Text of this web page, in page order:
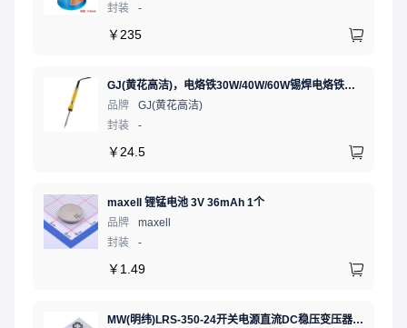
封装
-
￥ 235
GJ(黄花高洁)，电烙铁30W/40W/60W锡焊电烙铁焊接工具电焊笔手机电子维修（内热35W），NO.435(35W)
品牌
GJ(黄花高洁)
封装
-
￥ 24.5
maxell 锂锰电池 3V 36mAh 1个
品牌
maxell
封装
-
￥ 1.49
MW(明纬)LRS-350-24开关电源直流DC稳压变压器监控24V 14.6A